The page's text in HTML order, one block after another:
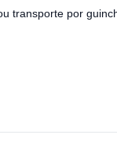
transporte por